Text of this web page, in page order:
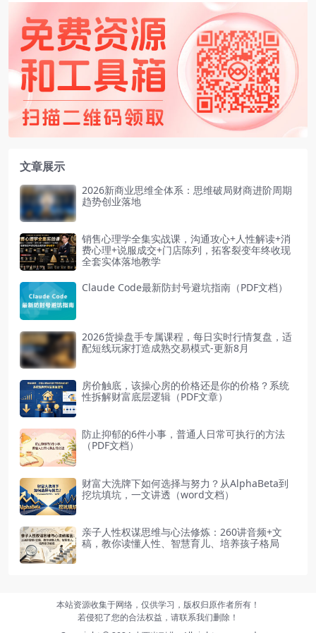
文章展示
2026新商业思维全体系：思维破局财商进阶周期
趋势创业落地
销售心理学全集实战课，沟通攻心+人性解读+消
费心理+说服成交+门店陈列，拓客裂变年终收现
全套实体落地教学
Claude Code最新防封号避坑指南（PDF文档）
2026货操盘手专属课程，每日实时行情复盘，适
配短线玩家打造成熟交易模式-更新8月
房价触底，该操心房的价格还是你的价格？系统
性拆解财富底层逻辑（PDF文章）
防止抑郁的6件小事，普通人日常可执行的方法
（PDF文档）
财富大洗牌下如何选择与努力？从AlphaBeta到
挖坑填坑，一文讲透（word文档）
亲子人性权谋思维与心法修炼：260讲音频+文
稿，教你读懂人性、智慧育儿、培养孩子格局
本站资源收集于网络，仅供学习，版权归原作者所有！
若侵犯了您的合法权益，请联系我们删除！